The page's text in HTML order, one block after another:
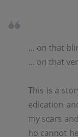
… on that
… on that
This is a
edication
my scars
ho cannot